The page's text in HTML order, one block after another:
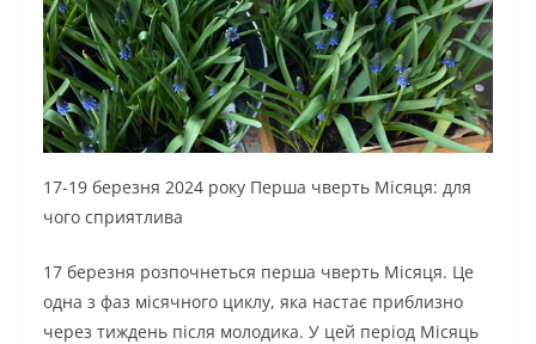
17-19 березня 2024 року Перша чверть Місяця: для
чого сприятлива
17 березня розпочнеться перша чверть Місяця. Це
одна з фаз місячного циклу, яка настає приблизно
через тиждень після молодика. У цей період Місяць